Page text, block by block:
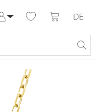
Meine Bestellungen
DE